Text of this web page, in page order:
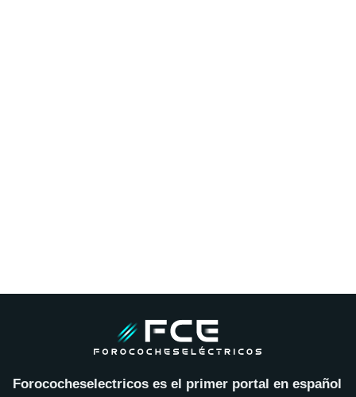
Forococheselectricos es el primer portal en español